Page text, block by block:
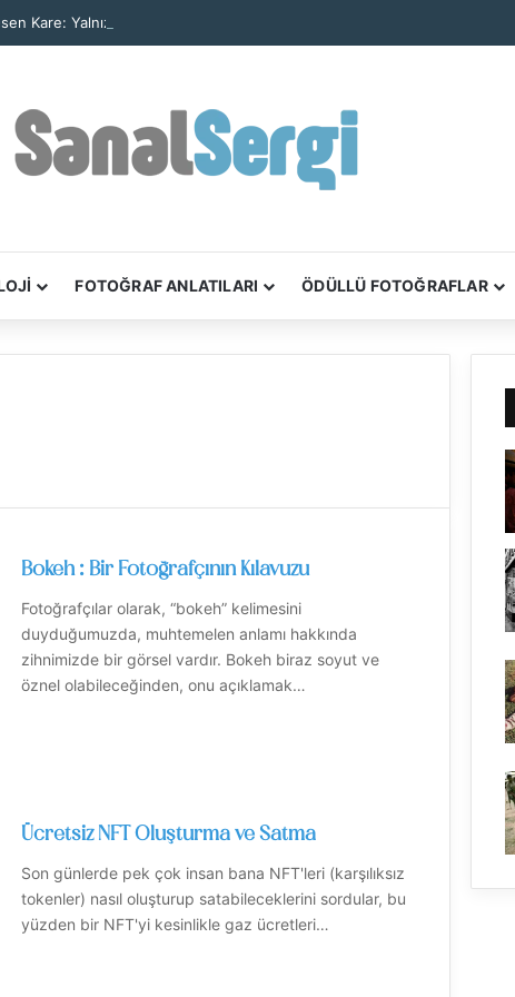
Kare: Yalnız Kaya Oluşumu Tüm Ayrıntılarıyla Görüntülendi
FOTOĞRAF ANLATILARI ÖDÜLLÜ FOTOĞRAFLAR
Bokeh : Bir Fotoğrafçının Kılavuzu
Fotoğrafçılar olarak, “bokeh” kelimesini
duyduğumuzda, muhtemelen anlamı hakkında
zihnimizde bir görsel vardır. Bokeh biraz soyut ve
öznel olabileceğinden, onu açıklamak…
Ücretsiz NFT Oluşturma ve Satma
Son günlerde pek çok insan bana NFT'leri (karşılıksız
tokenler) nasıl oluşturup satabileceklerini sordular, bu
yüzden bir NFT'yi kesinlikle gaz ücretleri…